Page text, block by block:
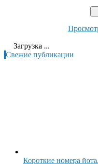
Загрузка ...
Свежие публикации
Короткие номера